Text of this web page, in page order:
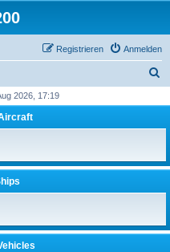
Anmelden
Registrieren
h
2026, 17:19